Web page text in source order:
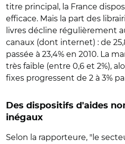
titre principal, la France
efficace. Mais la part des
livres décline régulièrement
canaux (dont internet) : de
passée à 23,4% en 2010. La
très faible (entre 0,6 et 2%),
fixes progressent de 2 à 3%
Des dispositifs d'aides
inégaux
Selon la rapporteure, "le